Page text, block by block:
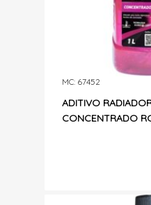
ADITIVO
CONCENTRADO
MC: 67452